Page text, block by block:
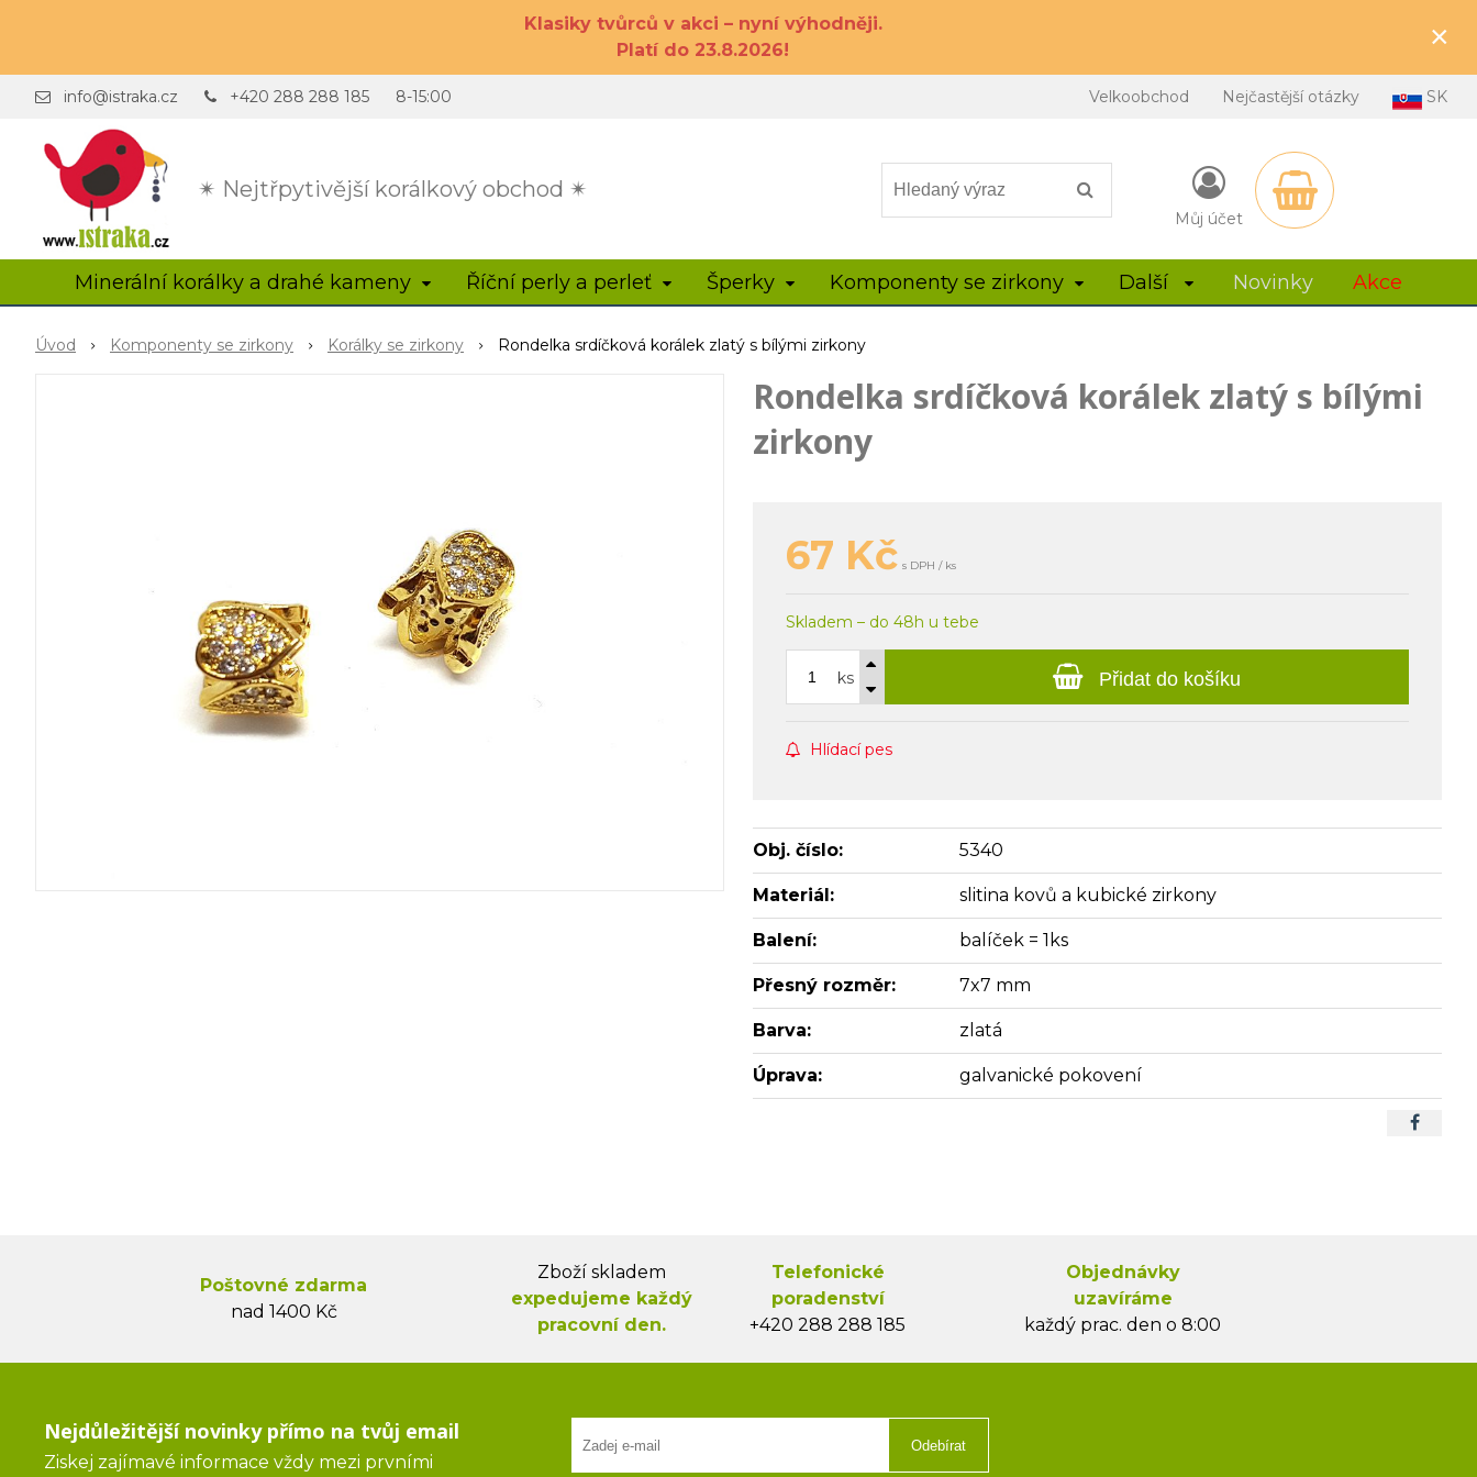
Klasiky tvůrců v akci – nyní výhodněji.
Platí do 23.8.2026!
×
✴ Nejtřpytivější korálkový obchod ✴
info@istraka.cz +420 288 288 185 8-15:00 Velkoobchod Nejčastější otázky SK
Můj účet
Minerální korálky a drahé kameny Říční perly a perleť Šperky Komponenty se zirkony Další Novinky Akce
Úvod Komponenty se zirkony Korálky se zirkony Rondelka srdíčková korálek zlatý s bílými zirkony
Rondelka srdíčková korálek zlatý s bílými
zirkony
67 Kč s DPH / ks
Skladem – do 48h u tebe
ks Přidat do košíku
Hlídací pes
Obj. číslo: 5340
Materiál: slitina kovů a kubické zirkony
Balení: balíček = 1ks
Přesný rozměr: 7x7 mm
Barva: zlatá
Úprava: galvanické pokovení
Poštovné zdarma
nad 1400 Kč
Zboží skladem
expedujeme každý
pracovní den.
Telefonické
poradenství
+420 288 288 185
Objednávky
uzavíráme
každý prac. den o 8:00
Nejdůležitější novinky přímo na tvůj email
Ziskej zajímavé informace vždy mezi prvními
Odebírat